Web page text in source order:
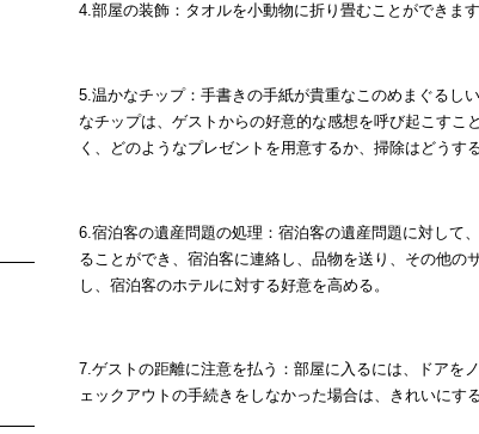
4.部屋の装飾：タオルを小動物に折り畳むことができます
5.温かなチップ：手書きの手紙が貴重なこのめまぐるし
なチップは、ゲストからの好意的な感想を呼び起こすこ
く、どのようなプレゼントを用意するか、掃除はどうす
6.宿泊客の遺産問題の処理：宿泊客の遺産問題に対して
ることができ、宿泊客に連絡し、品物を送り、その他の
し、宿泊客のホテルに対する好意を高める。
7.ゲストの距離に注意を払う：部屋に入るには、ドアを
ェックアウトの手続きをしなかった場合は、きれいにす